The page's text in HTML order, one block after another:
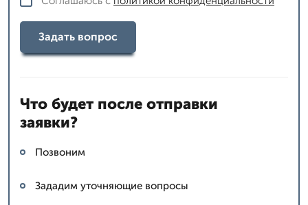
Задать вопрос
Что будет после отправки
заявки?
Позвоним
Зададим уточняющие вопросы